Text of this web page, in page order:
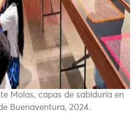
Molas, capas de sabiduría en
Buenaventura, 2024.